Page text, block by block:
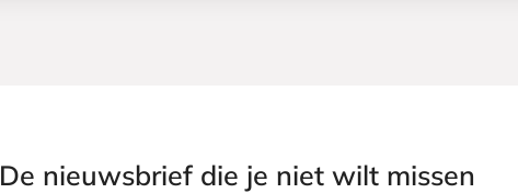
De nieuwsbrief die je niet wilt missen